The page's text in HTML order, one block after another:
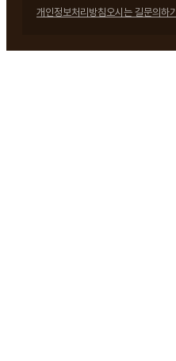
개인정보처리방침오시는 길문의하기